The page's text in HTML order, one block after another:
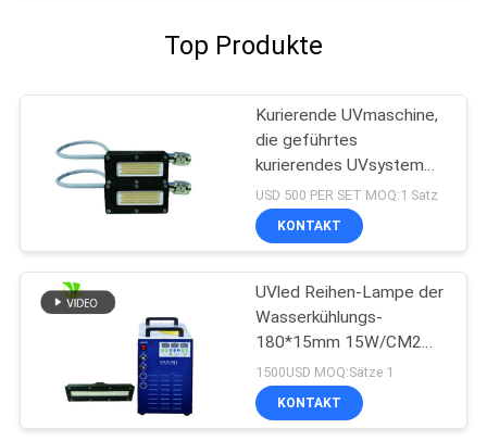
Top Produkte
Kurierende UVmaschine,
die geführtes
kurierendes UVsystem
der hohen Leistung der
Größen-50x20 Millimeter
der Wellenlängen-395nm
USD 500 PER SET MOQ:1 Satz
KONTAKT
UVled Reihen-Lampe der
Wasserkühlungs-
180*15mm 15W/CM2
395nm
1500USD MOQ:Sätze 1
KONTAKT